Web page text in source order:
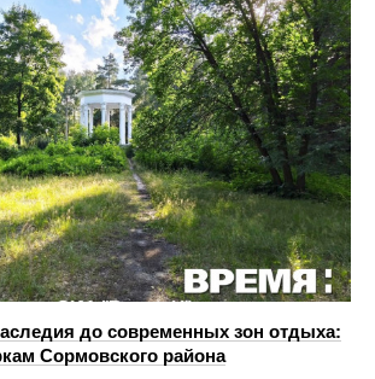
до современных зон отдыха:
Сормовского района